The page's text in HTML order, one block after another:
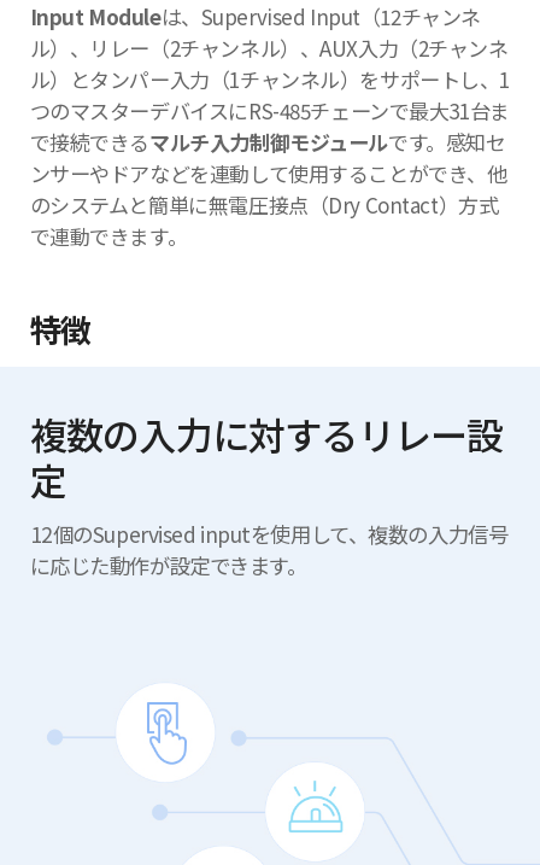
Input Moduleは、Supervised Input（12チャンネ
ル）、リレー（2チャンネル）、AUX入力（2チャンネ
ル）とタンパー入力（1チャンネル）をサポートし、1
つのマスターデバイスにRS-485チェーンで最大31台ま
で接続できるマルチ入力制御モジュールです。感知セ
ンサーやドアなどを連動して使用することができ、他
のシステムと簡単に無電圧接点（Dry Contact）方式
で連動できます。
特徴
複数の入力に対するリレー設
定
12個のSupervised inputを使用して、複数の入力信号
に応じた動作が設定できます。